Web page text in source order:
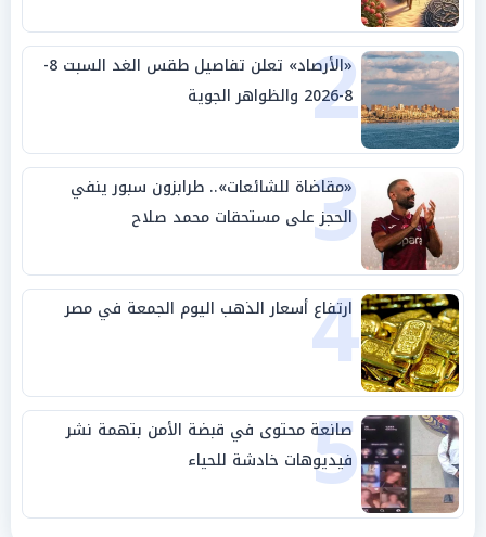
2
«الأرصاد» تعلن تفاصيل طقس الغد السبت 8-
8-2026 والظواهر الجوية
3
«مقاضاة للشائعات».. طرابزون سبور ينفي
الحجز على مستحقات محمد صلاح
4
ارتفاع أسعار الذهب اليوم الجمعة في مصر
5
صانعة محتوى في قبضة الأمن بتهمة نشر
فيديوهات خادشة للحياء